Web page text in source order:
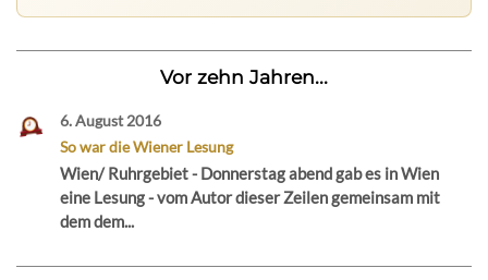
Vor zehn Jahren...
6. August 2016
So war die Wiener Lesung
Wien/ Ruhrgebiet - Donnerstag abend gab es in Wien
eine Lesung - vom Autor dieser Zeilen gemeinsam mit
dem dem...